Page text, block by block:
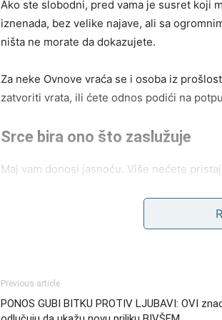
Ako ste slobodni, pred vama je susret koji
iznenada, bez velike najave, ali sa
ništa ne morate da dokazujete.
Za neke Ovnove vraća se i osoba iz
zatvoriti vrata, ili ćete odnos podići na
Srce bira ono što zaslužuje
Maj vam donosi jasnoću. Više nećete
Novac i posao kreću
Previous article
PONOS GUBI BITKU PROTIV LJUBAVI: OVI